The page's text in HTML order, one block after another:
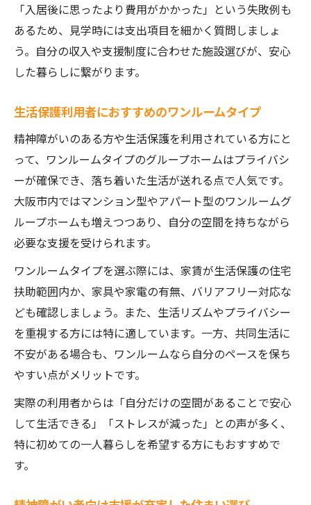
「入居後に思ったより費用がかかった」という失敗例も
あるため、見学時には支出項目を細かく質問しましょ
う。自分の収入や支援制度に合わせた施設選びが、安心
した暮らしに繋がります。
生活保護利用者におすすめのワンルームタイプ
精神障がいのある方や生活保護を利用されている方にと
って、ワンルームタイプのグループホームはプライバシ
ーが確保でき、落ち着いた生活が送れる点で人気です。
大阪市内ではマンション型やアパート型のワンルームグ
ループホームも増えつつあり、自分の空間を持ちながら
必要な支援を受けられます。
ワンルームタイプを選ぶ際には、家賃が生活保護の住宅
扶助範囲内か、家具や家電の有無、バリアフリー対応な
ども確認しましょう。また、生活リズムやプライバシー
を重視する方には特に適しています。一方、共同生活に
不安がある場合も、ワンルームなら自分のペースを保ち
やすい点がメリットです。
実際の利用者からは「自分だけの空間があることで安心
して生活できる」「ストレスが減った」との声が多く、
特に初めての一人暮らしを希望する方にもおすすめで
す。